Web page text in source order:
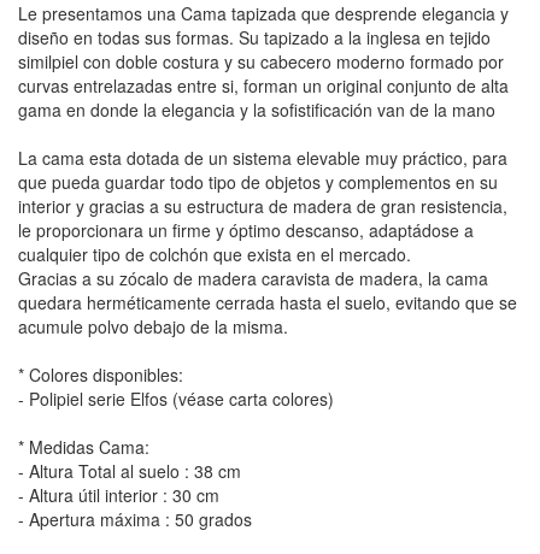
Le presentamos una Cama tapizada que desprende elegancia y
diseño en todas sus formas. Su tapizado a la inglesa en tejido
similpiel con doble costura y su cabecero moderno formado por
curvas entrelazadas entre si, forman un original conjunto de alta
gama en donde la elegancia y la sofistificación van de la mano
La cama esta dotada de un sistema elevable muy práctico, para
que pueda guardar todo tipo de objetos y complementos en su
interior y gracias a su estructura de madera de gran resistencia,
le proporcionara un firme y óptimo descanso, adaptádose a
cualquier tipo de colchón que exista en el mercado.
Gracias a su zócalo de madera caravista de madera, la cama
quedara herméticamente cerrada hasta el suelo, evitando que se
acumule polvo debajo de la misma.
* Colores disponibles:
- Polipiel serie Elfos (véase carta colores)
* Medidas Cama:
- Altura Total al suelo : 38 cm
- Altura útil interior : 30 cm
- Apertura máxima : 50 grados